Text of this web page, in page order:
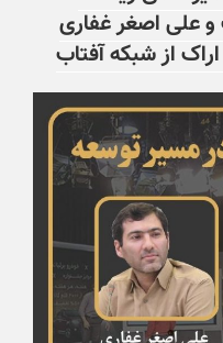
و علی اصغر غفاری
از شبکه آفتاب